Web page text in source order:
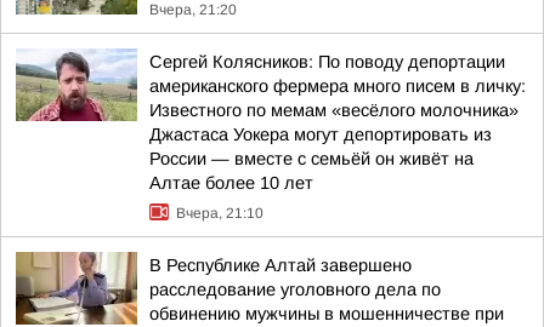
Вчера, 21:20
Сергей Колясников: По поводу депортации
американского фермера много писем в личку:
Известного по мемам «весёлого молочника»
Джастаса Уокера могут депортировать из
России — вместе с семьёй он живёт на
Алтае более 10 лет
Вчера, 21:10
В Республике Алтай завершено
расследование уголовного дела по
обвинению мужчины в мошенничестве при